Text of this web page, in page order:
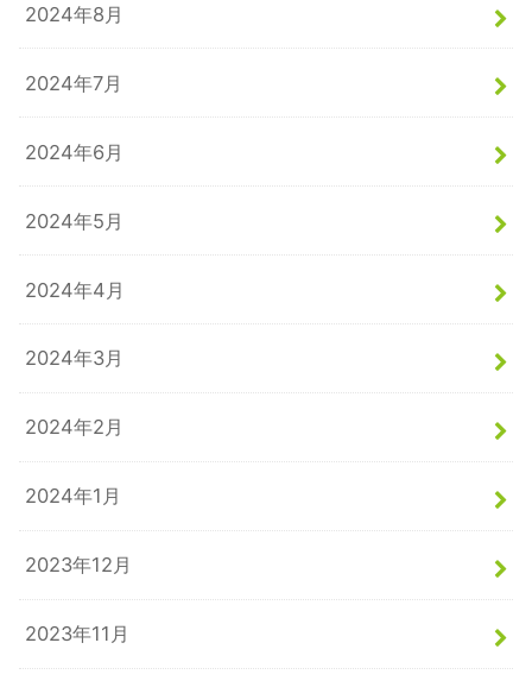
2024年8月
2024年7月
2024年6月
2024年5月
2024年4月
2024年3月
2024年2月
2024年1月
2023年12月
2023年11月